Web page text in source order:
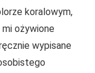
koralowym,
ożywione
wypisane